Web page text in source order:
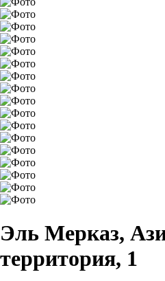
Эль Мерказ,
территория, 1